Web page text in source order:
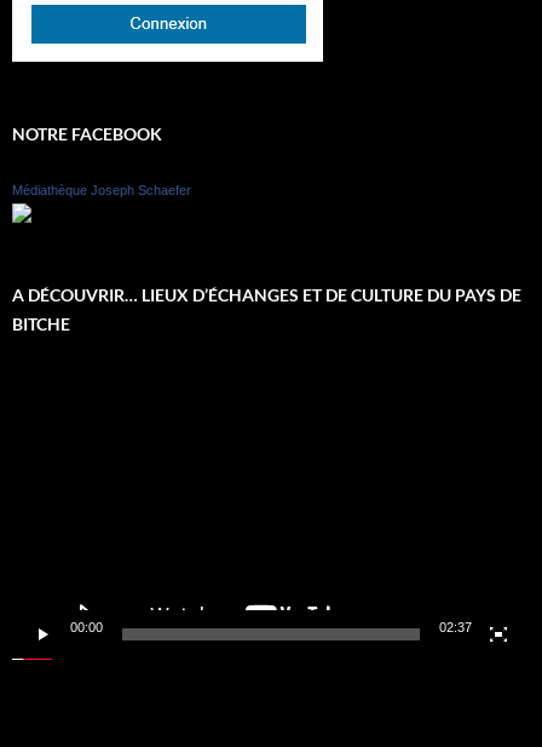
NOTRE FACEBOOK
Médiathèque Joseph Schaefer
A DÉCOUVRIR… LIEUX D’ÉCHANGES ET DE CULTURE DU PAYS DE
BITCHE
00:00 02:37